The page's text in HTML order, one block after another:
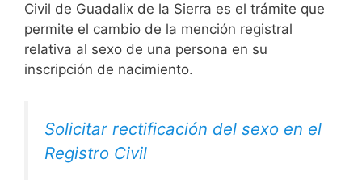
Civil de Guadalix de la Sierra es el trámite que
permite el cambio de la mención registral
relativa al sexo de una persona en su
inscripción de nacimiento.
Solicitar rectificación del sexo en el
Registro Civil